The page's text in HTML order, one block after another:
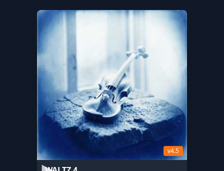
v4.5